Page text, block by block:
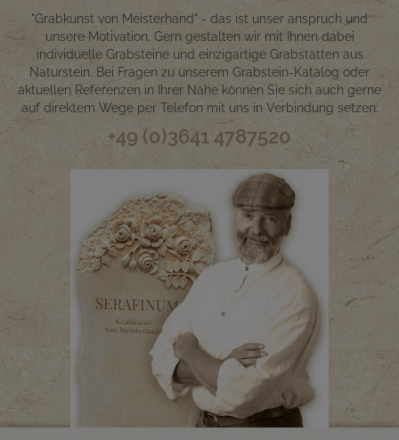
"Grabkunst von Meisterhand" - das ist unser anspruch und
unsere Motivation. Gern gestalten wir mit Ihnen dabei
individuelle Grabsteine und einzigartige Grabstätten aus
Naturstein. Bei Fragen zu unserem Grabstein-Katalog oder
aktuellen Referenzen in Ihrer Nähe können Sie sich auch gerne
auf direktem Wege per Telefon mit uns in Verbindung setzen:
+49 (0)3641 4787520